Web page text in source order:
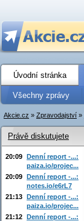
Úvodní stránka
Všechny zprávy
Akcie.cz » Zpravodajství »
Právě diskutujete
20:09 Denní report -...:
paiza.io/projec...
20:09 Denní report -...:
notes.io/e6rL7
21:13 Denní report -...:
paiza.io/projec...
21:12 Denní report -...: